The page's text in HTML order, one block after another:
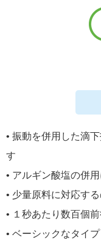
• 振動を併用した滴
す
• アルギン酸塩の併
• 少量原料に対応す
• １秒あたり数百個
• ベーシックなタイ